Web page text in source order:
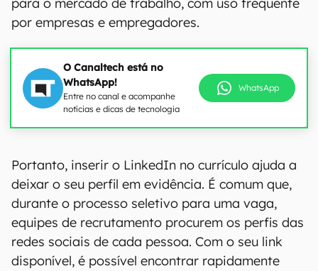
por empresas e empregadores.
O Canaltech está no
WhatsApp!
Entre no canal e acompanhe
notícias e dicas de tecnologia
WhatsApp
Portanto, inserir o LinkedIn no currículo ajuda a
deixar o seu perfil em evidência. É comum que,
durante o processo seletivo para uma vaga,
equipes de recrutamento procurem os perfis das
redes sociais de cada pessoa. Com o seu link
disponível, é possível encontrar rapidamente